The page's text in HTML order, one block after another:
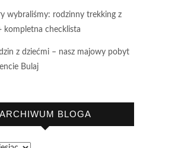
wybraliśmy: rodzinny trekking z
kompletna checklista
z dziećmi – nasz majowy pobyt
Bulaj
ARCHIWUM BLOGA